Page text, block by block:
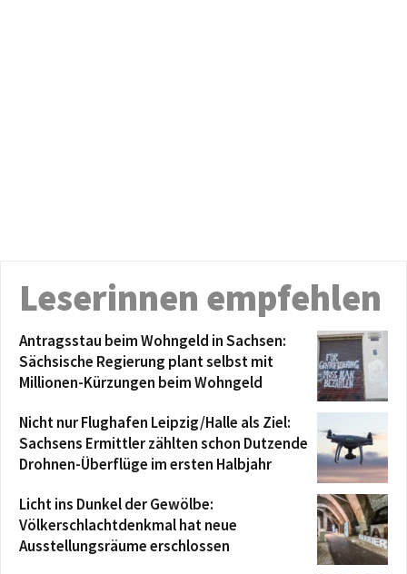
Leserinnen empfehlen
Antragsstau beim Wohngeld in Sachsen:
Sächsische Regierung plant selbst mit
Millionen-Kürzungen beim Wohngeld
Nicht nur Flughafen Leipzig/Halle als Ziel:
Sachsens Ermittler zählten schon Dutzende
Drohnen-Überflüge im ersten Halbjahr
Licht ins Dunkel der Gewölbe:
Völkerschlachtdenkmal hat neue
Ausstellungsräume erschlossen